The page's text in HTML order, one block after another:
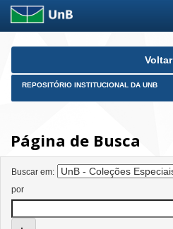
Skip
Voltar
REPOSITÓRIO INSTITUCIONAL DA UNB
Página de Busca
Buscar em:
por